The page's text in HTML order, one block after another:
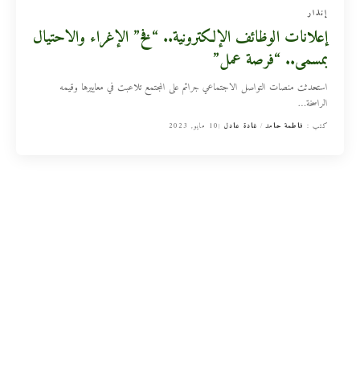
إنذار
إعلانات الوظائف الإلكترونية.. “فخ” الإغراء والاحتيال
بمسمى.. “فرصة عمل”
استحدثت منصات التواصل الاجتماعي جرائم على المجتمع تلاعبت في معاييرها وقيمه
الراسخة…
كتب : فاطمة حامد غادة عادل 10 مايو, 2023